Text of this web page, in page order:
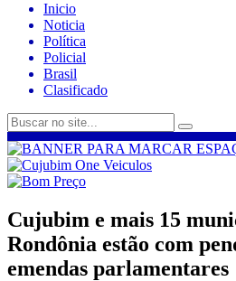
Inicio
Noticia
Política
Policial
Brasil
Clasificado
Cujubim e mais 15
Rondônia estão com
emendas parlamentares